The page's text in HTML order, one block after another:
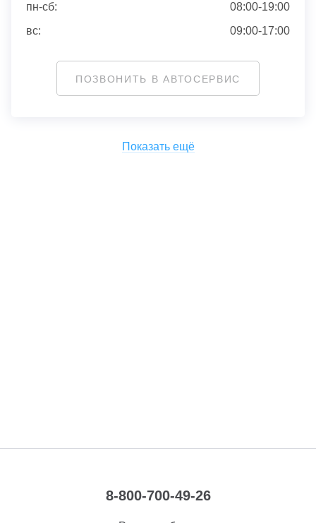
пн-сб:
08:00-19:00
вс:
09:00-17:00
ПОЗВОНИТЬ В АВТОСЕРВИС
Показать ещё
8-800-700-49-26